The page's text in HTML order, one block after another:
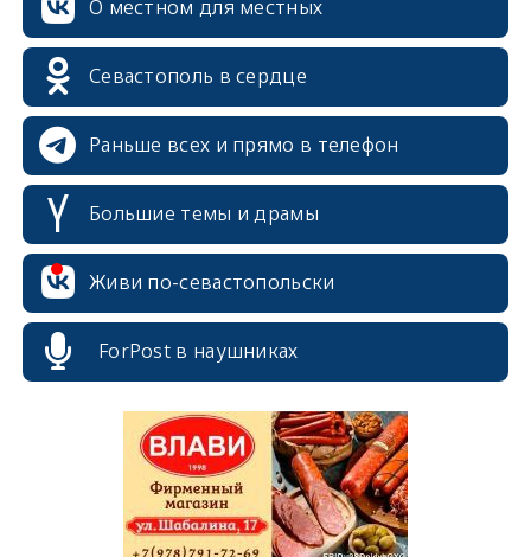
О местном для местных
Севастополь в сердце
Раньше всех и прямо в телефон
Большие темы и драмы
Живи по-севастопольски
ForPost в наушниках